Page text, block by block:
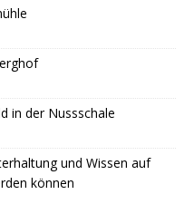
in der Nussschale
und Wissen auf
können